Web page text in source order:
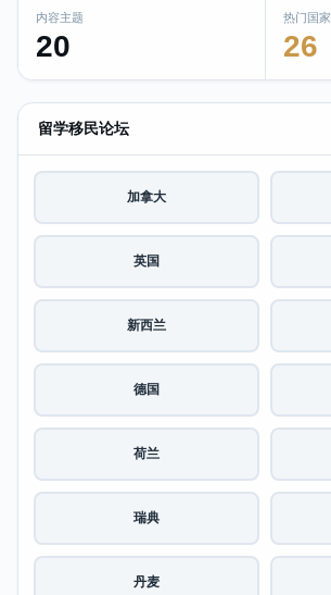
内容主题
20
热门国家
26
留学移民论坛
加拿大
英国
新西兰
德国
荷兰
瑞典
丹麦